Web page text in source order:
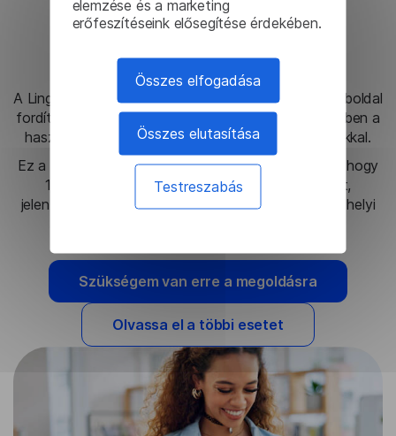
elemzése és a marketing
erőfeszítéseink elősegítése érdekében.
Összes elfogadása
Összes elutasítása
Testreszabás
Eredmények
A Lingvanex helyszíni szoftvere korlátlan számú weboldal
fordítását teszi lehetővé naponta fix áron, ellentétben a
használat alapján felszámított felhőszolgáltatásokkal.
Ez a megoldás lehetővé tette a platform számára, hogy
100+ nyelvre lokalizálja a piactéri cikkek leírását,
jelentősen növelve a vásárlási konverziós arányt a helyi
Szükségem van erre a megoldásra
Olvassa el a többi esetet